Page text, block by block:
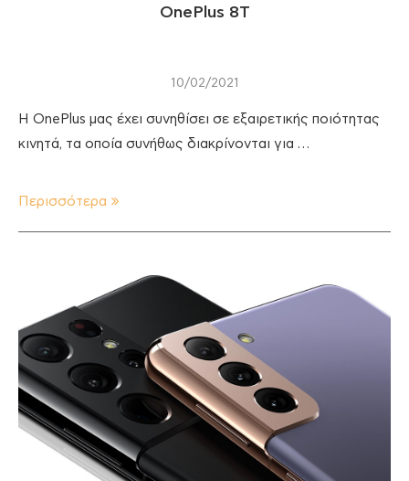
OnePlus 8T
10/02/2021
Η OnePlus μας έχει συνηθίσει σε εξαιρετικής ποιότητας
κινητά, τα οποία συνήθως διακρίνονται για …
Περισσότερα